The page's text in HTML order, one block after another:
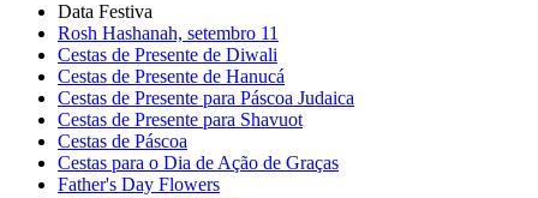
Data Festiva
Rosh Hashanah, setembro 11
Cestas de Presente de Diwali
Cestas de Presente de Hanucá
Cestas de Presente para Páscoa Judaica
Cestas de Presente para Shavuot
Cestas de Páscoa
Cestas para o Dia de Ação de Graças
Father's Day Flowers